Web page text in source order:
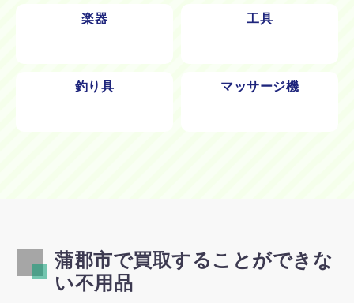
楽器 工具
釣り具 マッサージ機
蒲郡市で買取することができな
い不用品